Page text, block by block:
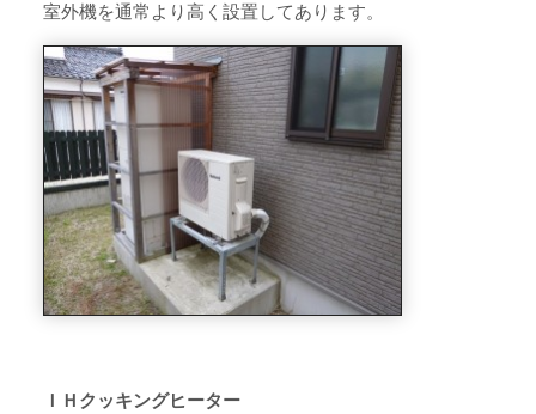
室外機を通常より高く設置してあります。
ＩＨクッキングヒーター